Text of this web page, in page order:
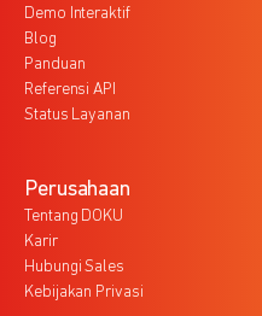
Demo Interaktif
Blog
Panduan
Referensi API
Status Layanan
Perusahaan
Tentang DOKU
Karir
Hubungi Sales
Kebijakan Privasi